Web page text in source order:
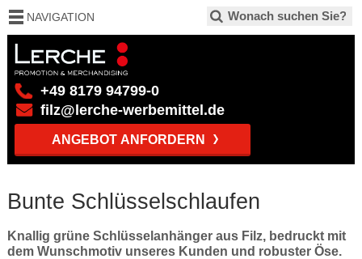
+49 8179 94799-0
filz@lerche-werbemittel.de
ANGEBOT ANFORDERN
NAVIGATION
Bunte Schlüsselschlaufen
Knallig grüne Schlüsselanhänger aus Filz, bedruckt mit
dem Wunschmotiv unseres Kunden und robuster Öse.